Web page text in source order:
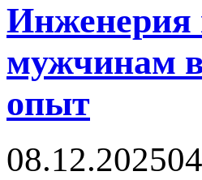
Инженерия
мужчинам
опыт
08.12.2025